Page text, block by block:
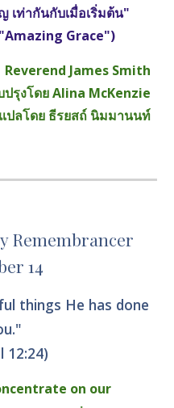
เท่ากันกับเมื่อเริ่มต้น"
Grace")
Reverend James Smith
ปรุงโดย Alina McKenzie
แปลโดย ธีรยสถ์ นิมมานนท์
Remembrancer
14
things He has done
12:24)
on our